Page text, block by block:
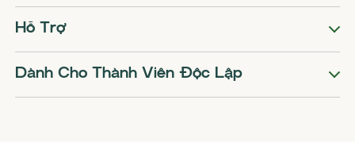
Hỗ Trợ
Dành Cho Thành Viên Độc Lập